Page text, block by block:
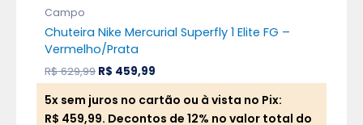
Campo
Chuteira Nike Mercurial Superfly 1 Elite FG –
Vermelho/Prata
R$629,99 R$ 459,99
5x sem juros no cartão ou à vista no Pix:
R$ 459,99. Decontos de 12% no valor total do